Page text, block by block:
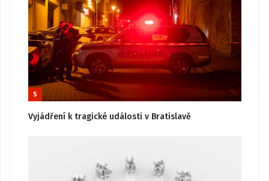
5
Vyjádření k tragické události v Bratislavě